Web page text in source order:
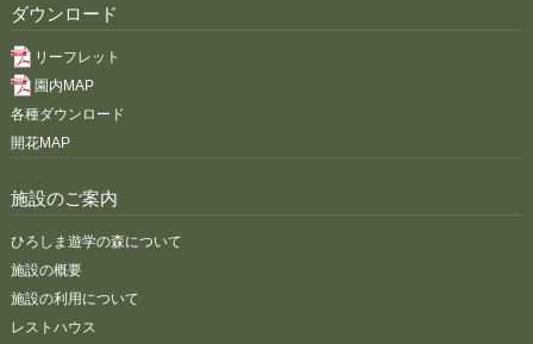
ダウンロード
リーフレット
園内MAP
各種ダウンロード
開花MAP
施設のご案内
ひろしま遊学の森について
施設の概要
施設の利用について
レストハウス